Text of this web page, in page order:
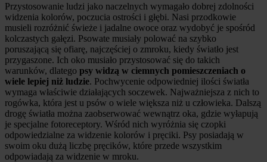
Przystosowanie ludzi jako naczelnych wymagało dobrej zdolności
widzenia kolorów, poczucia ostrości i głębi. Nasi przodkowie
musieli rozróżnić świeże i jadalne owoce oraz wydobyć je spośród
kolczastych gałęzi. Psowate musiały polować na szybko
poruszającą się ofiarę, najczęściej o zmroku, kiedy światło jest
przygaszone. Ich oko musiało przystosować się do takich
warunków, dlatego psy widzą w ciemnych pomieszczeniach o
wiele lepiej niż ludzie. Pochwycenie odpowiedniej ilości światła
wymaga właściwie działających soczewek. Najważniejsza z nich to
rogówka, która jest u psów o wiele większa niż u człowieka. Dalszą
drogę światła można zaobserwować wewnątrz oka, gdzie wyłapują
je specjalne fotoreceptory. Wśród nich wyróżnia się czopki
odpowiedzialne za widzenie kolorów i pręciki. Psy posiadają w
swoim oku dużą liczbę pręcików, które przede wszystkim
odpowiadają za widzenie w mroku.